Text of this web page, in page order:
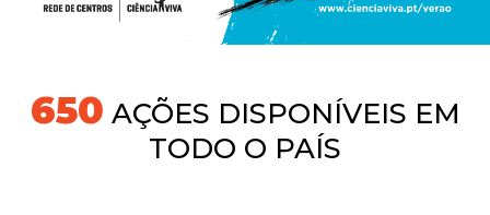
677 AÇÕES DISPONÍVEIS EM
TODO O PAÍS